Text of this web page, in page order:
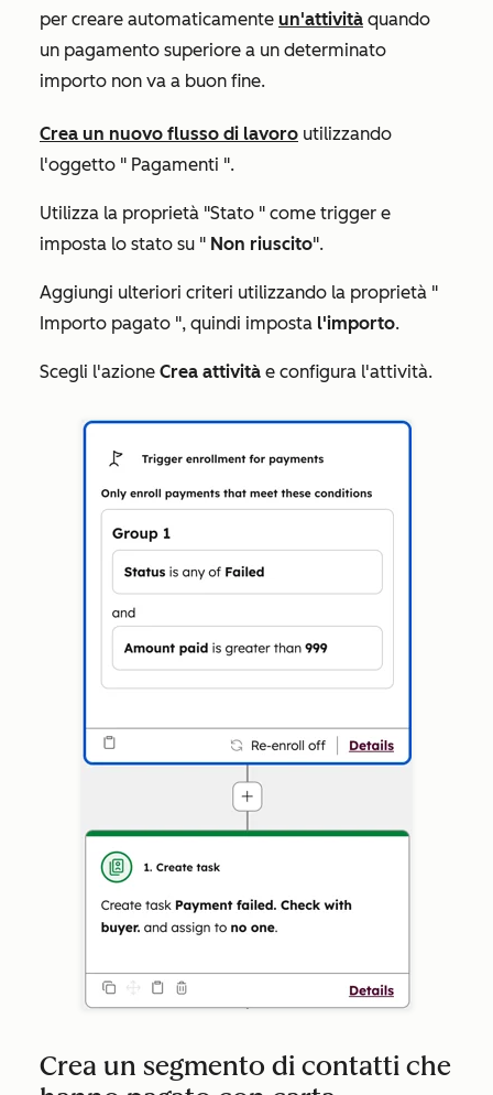
per creare automaticamente un'attività quando
un pagamento superiore a un determinato
importo non va a buon fine.
Crea un nuovo flusso di lavoro utilizzando
l'oggetto " Pagamenti ".
Utilizza la proprietà "Stato " come trigger e
imposta lo stato su " Non riuscito".
Aggiungi ulteriori criteri utilizzando la proprietà "
Importo pagato ", quindi imposta l'importo.
Scegli l'azione Crea attività e configura l'attività.
Crea un segmento di contatti che